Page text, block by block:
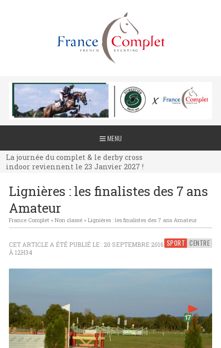
MENU
La journée du complet & le derby cross
indoor reviennent le 23 Janvier 2027 !
La journée du complet & le derby cross
indoor reviennent le 23 Janvier 2027 !
indoor reviennent le 23 Janvier 2027 !
Lignières : les finalistes des 7 ans
Amateur
France Complet» Non classé» Lignières : les finalistes des 7 ans Amateur
SPORT CENTRE
CET ARTICLE A ÉTÉ PUBLIÉ LE : 20 SEPTEMBRE 2016
À 12H34